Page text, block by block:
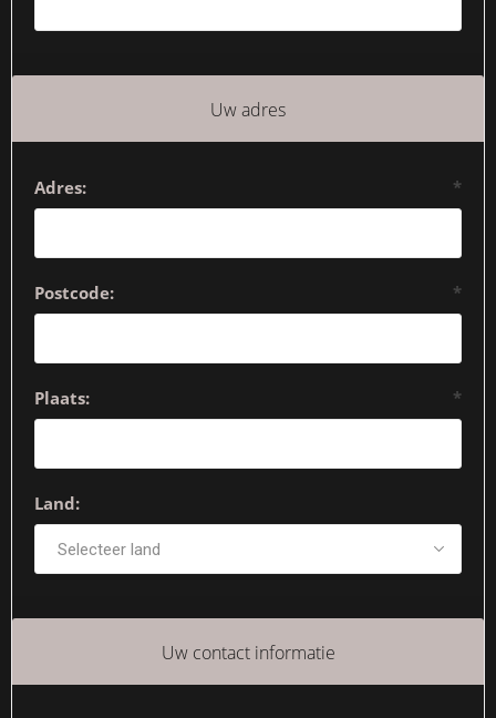
Uw adres
Adres: *
Postcode: *
Plaats: *
Land:
Uw contact informatie